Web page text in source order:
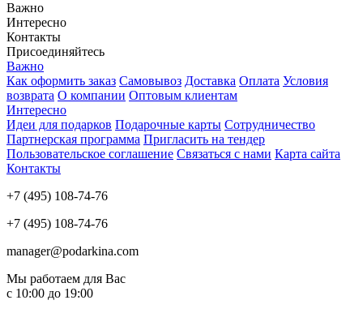
Важно
Интересно
Контакты
Присоединяйтесь
Важно
Как оформить заказ Самовывоз Доставка Оплата Условия
возврата О компании Оптовым клиентам
Интересно
Идеи для подарков Подарочные карты Сотрудничество
Партнерская программа Пригласить на тендер
Пользовательское соглашение Связаться с нами Карта сайта
Контакты
+7 (495) 108-74-76
+7 (495) 108-74-76
manager@podarkina.com
Мы работаем для Вас
с 10:00 до 19:00